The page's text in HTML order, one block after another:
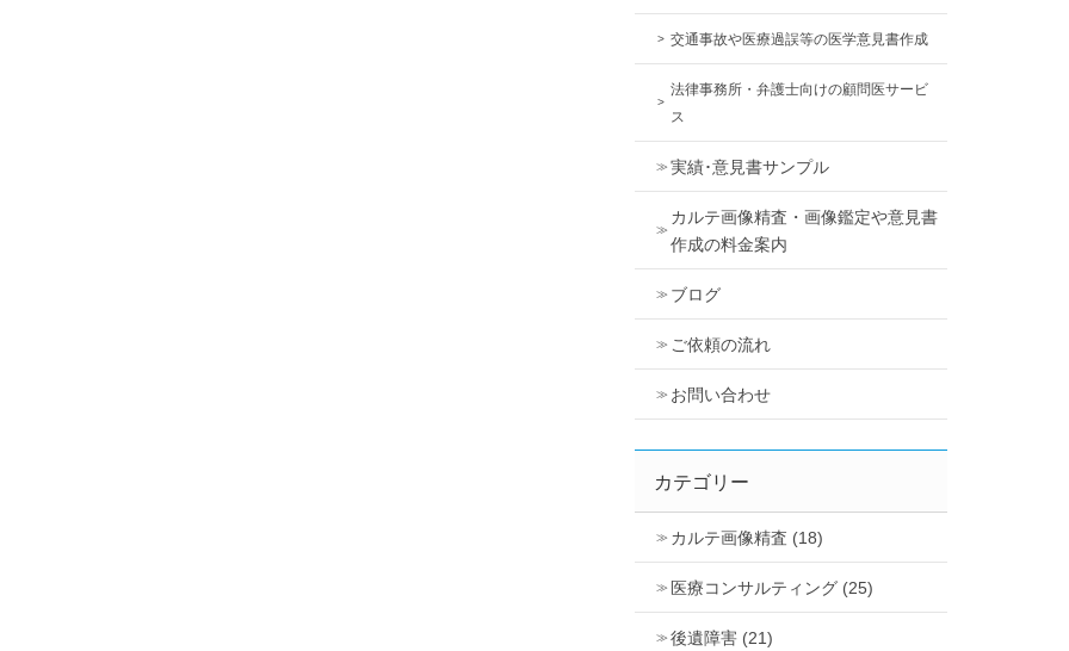
交通事故や医療過誤等の医学意見書作成
法律事務所・弁護士向けの顧問医サービ
ス
実績･意見書サンプル
カルテ画像精査・画像鑑定や意見書
作成の料金案内
ブログ
ご依頼の流れ
お問い合わせ
カテゴリー
カルテ画像精査 (18)
医療コンサルティング (25)
後遺障害 (21)